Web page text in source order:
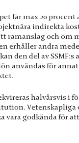
får max 20 procent
indirekta
ramanslag och om
erhåller andra
den del av SSMF:s
användas för
halvårsvis i
Vetenskapliga
vara godkända för